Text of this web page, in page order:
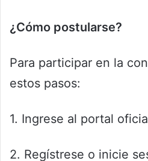
¿Cómo postularse?
Para participar en la
estos pasos:
1. Ingrese al portal
2. Regístrese o inicie